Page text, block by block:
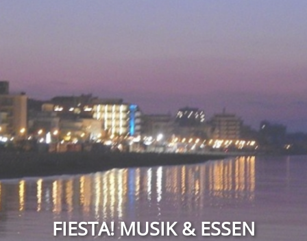
FIESTA! MUSIK & ESSEN